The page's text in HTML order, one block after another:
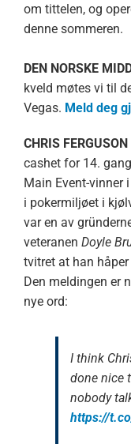
om tittelen, og
denne sommeren.
DEN NORSKE
kveld møtes vi til
Vegas. Meld deg
CHRIS FERGUSON
cashet for 14.
Main Event-vinner
i pokermiljøet i
var en av
veteranen Doyle
tvitret at han
Den meldingen er
nye ord:
I think
done nice
nobody
https://